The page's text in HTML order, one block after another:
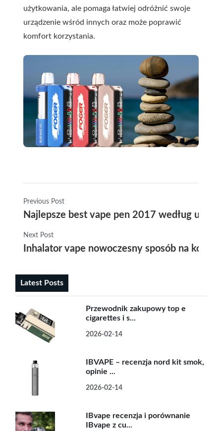
użytkowania, ale pomaga łatwiej odróżnić swoje
urządzenie wśród innych oraz może poprawić
komfort korzystania.
Previous Post
Najlepsze best vape pen 2017 według
Next Post
Inhalator vape nowoczesny sposób na
Latest Posts
Przewodnik zakupowy top e
cigarettes i s...
2026-02-14
IBVAPE – recenzja nord kit smok,
opinie ...
2026-02-14
IBvape recenzja i porównanie
IBvape z cu...